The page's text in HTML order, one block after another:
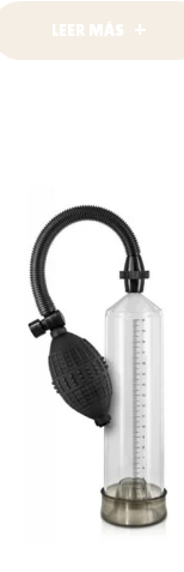
LEER MÁS
AÑADIR AL
CARRITO